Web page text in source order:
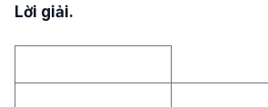
Lời giải.